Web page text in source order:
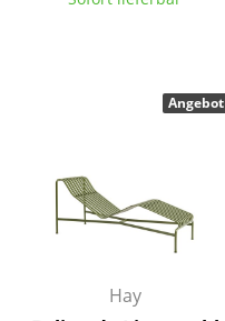
Aufbewahrungsboxen
Hay
Angebot